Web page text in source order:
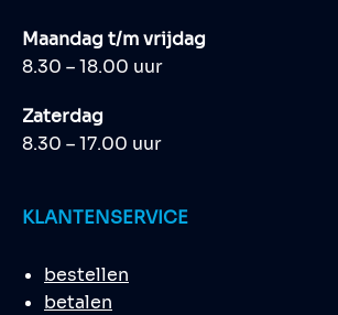
Maandag t/m vrijdag
8.30 – 18.00 uur
Zaterdag
8.30 – 17.00 uur
KLANTENSERVICE
bestellen
betalen